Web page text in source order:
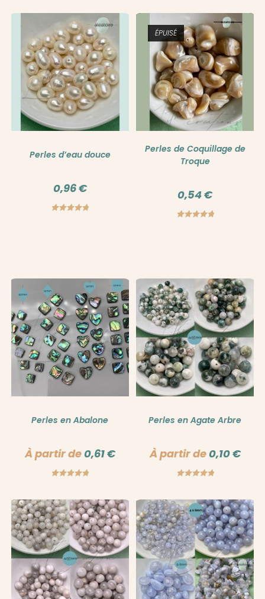
Perles d’eau douce
0,96€
ÉPUISÉ
Perles de Coquillage de
Troque
0,54€
Perles en Abalone
À partir de 0,61€
Perles en Agate Arbre
À partir de 0,10€